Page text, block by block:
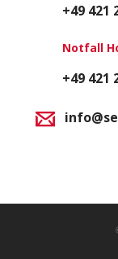
+49 421
Notfall
+49 421